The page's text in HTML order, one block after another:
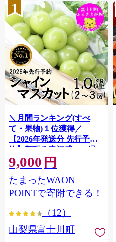
1
＼月間ランキング(すべ
て・果物)１位獲得／
【2026年発送分 先行予
約】頬張る幸福感 〜緑の
宝石・ シャインマスカッ
ト 〜 １ｋｇ以上（２〜３
房） フルーツ 山梨県産 果
物 くだもの シャイン マス
大粒 種なし 先行予約 富士
円 九千円
9,000 円
たまったWAON
POINTで寄附できる！
（12）
山梨県富士川町